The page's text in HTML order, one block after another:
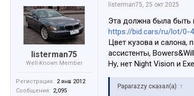
listerman75
Well-Known Member
Регистрация: 2 янв 2012
Сообщения: 2,095
listerman75, 25 окт 2025
Эта должна была быть
https://bid.cars/ru/lot/0-
Цвет кузова и салона,
ассистенты,
Ну, нет Night Vision и
Paparazzy сказал(а): ↑